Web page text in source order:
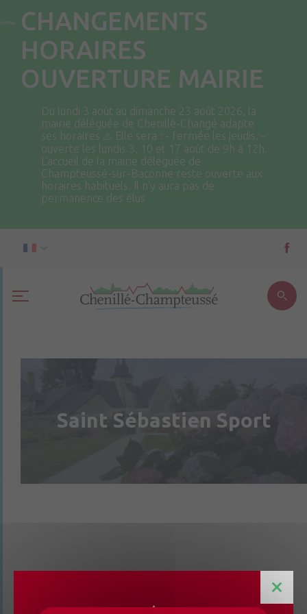
CHANGEMENTS
HORAIRES
OUVERTURE MAIRIE
Du lundi 3 août au dimanche 23 août 2026, la
mairie déléguée de Chenillé-Changé adapte
ses horaires ⚠ Elle sera : - fermée les jeudis. -
ouverte les lundis 3, 10 et 17 août de 9h à 12h.
L'accueil de la mairie déléguée de
Champteussé-sur-Baconne reste ouverte aux
horaires habituels. Il n'y aura pas de
permanence des élus
Saint Sébastien Sport